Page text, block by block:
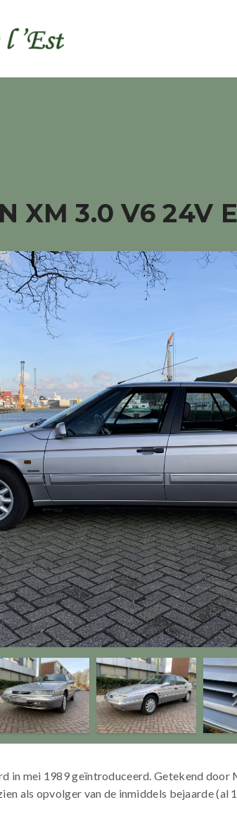
XM 3.0 V6 24V
in mei 1989 geïntroduceerd. Getekend door
als opvolger van de inmiddels bejaarde (al